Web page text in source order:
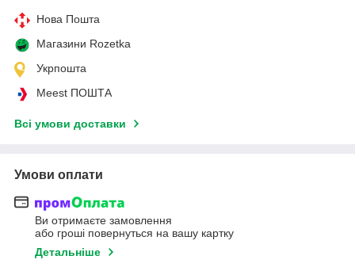
Нова Пошта
Магазини Rozetka
Укрпошта
Meest ПОШТА
Всі умови доставки
Умови оплати
Ви отримаєте замовлення
або гроші повернуться на вашу картку
Детальніше